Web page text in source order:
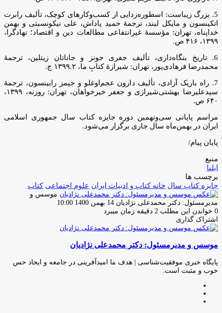
5. بزرگ زیباست: اسطوره‌زدایی از کسب‌وکارهای کوچک، تألیف رابرت
اتکینسون و مایکل لیند، ترجمۀ حمید پاداش، علی نیکونسبتی و بهمن
خداپناه، تهران: مؤسسۀ غیرانتفاعی مطالعات دین و اقتصاد؛ نهادگرا‫،
۱۳۹۹، ‫۴۱۶ ص.
6. تاریخ بنگاه‌داری، تألیف جفری جونز و جاناتان زیتلین، ترجمۀ
محمدرضا فرهادی‌پور، تهران: شیرازۀ کتابِ ما‫، ۱۳۹۹.۲ ج.
7. راه باریک آزادی، تألیف دارون عجم‌اوغلو و جیمز رابینسون، ترجمۀ
سیدعلیرضا بهشتی‌شیرازی و جعفر خیرخواهان، تهران: روزنه‌‫، ۱۳۹۹،
‫۶۴۰ ص.
مراسم پایانی سی‌ونهمین دوره جایزه کتاب سال جمهوری اسلامی
ایران در بهمن‌ماه سال جاری برگزار می‌شود.
پایان پیام/
منبع
ایلنا
برچسب ها
جایزه کتاب سال خانه کتاب و ادبیات ایران علوم اجتماعی کتاب
موسس و
مدیرمسئول: دکتر محمدعلی نژادیان ارسال
ایمیل
14 بهمن 1400 10:00
0 خواندن این مطلب 2 دقیقه زمان میبرد
اشتراک گذاری
فیس
توئیتر
لینکدین
واتس
تلگرام
اشتراک
از
ایمیل
چاپ
موسس و مدیرمسئول: دکتر محمدعلی نژادیان
پایگاه خبری موفقیت‌شناسی | هدف ما امیدآفرینی در جامعه و ایجاد حس
خوب و مثبت است.